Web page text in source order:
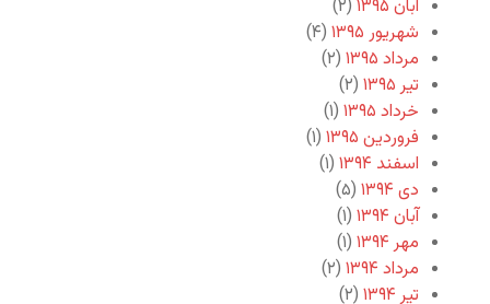
آبان ۱۳۹۵
(۲)
شهریور ۱۳۹۵
(۴)
مرداد ۱۳۹۵
(۲)
تیر ۱۳۹۵
(۲)
خرداد ۱۳۹۵
(۱)
فروردین ۱۳۹۵
(۱)
اسفند ۱۳۹۴
(۱)
دی ۱۳۹۴
(۵)
آبان ۱۳۹۴
(۱)
مهر ۱۳۹۴
(۱)
مرداد ۱۳۹۴
(۲)
تیر ۱۳۹۴
(۲)